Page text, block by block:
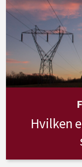
Hvilken